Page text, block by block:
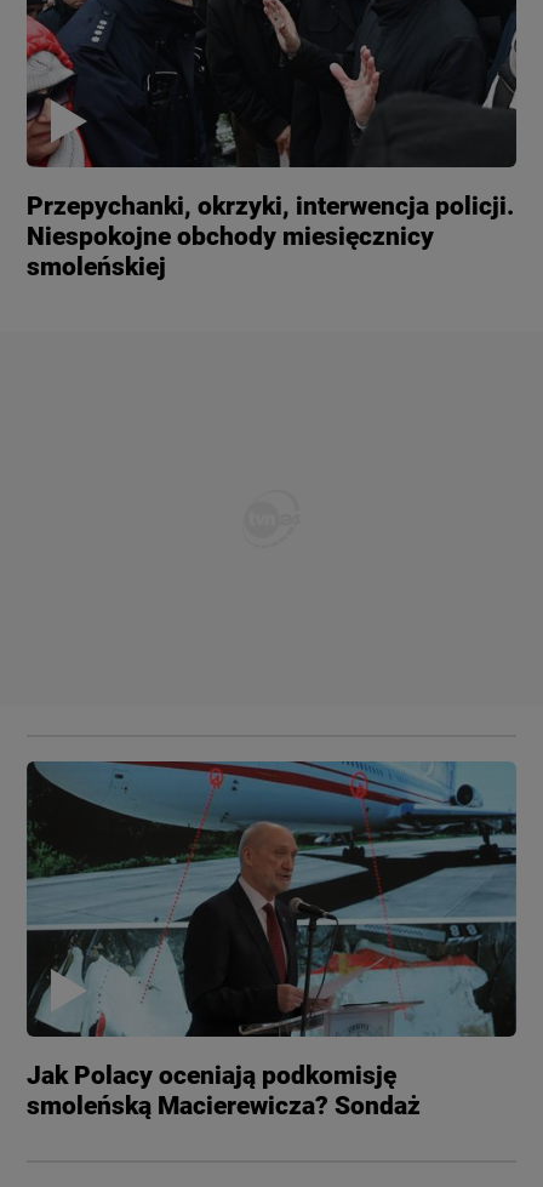
Przepychanki, okrzyki, interwencja policji.
Niespokojne obchody miesięcznicy
smoleńskiej
Jak Polacy oceniają podkomisję
smoleńską Macierewicza? Sondaż